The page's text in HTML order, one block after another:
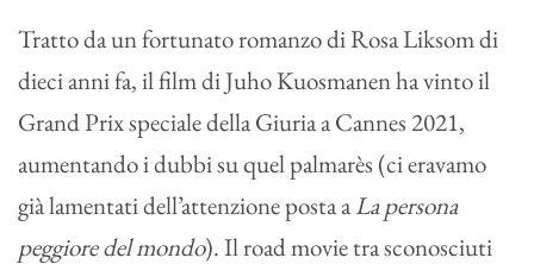
Tratto da un fortunato romanzo di Rosa Liksom di
dieci anni fa, il film di Juho Kuosmanen ha vinto il
Grand Prix speciale della Giuria a Cannes 2021,
aumentando i dubbi su quel palmarès (ci eravamo
già lamentati dell’attenzione posta aLa persona
peggiore del mondo). Il road movie tra sconosciuti